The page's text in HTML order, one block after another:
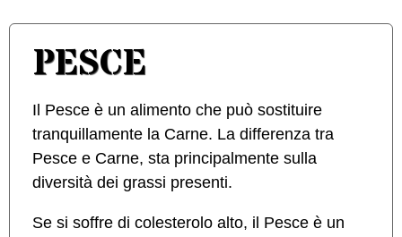
PESCE
Il Pesce è un alimento che può sostituire
tranquillamente la Carne. La differenza tra
Pesce e Carne, sta principalmente sulla
diversità dei grassi presenti.
Se si soffre di colesterolo alto, il Pesce è un